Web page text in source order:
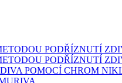
PODŘÍZNUTÍ
PODŘÍZNUTÍ
POMOCÍ CHROM